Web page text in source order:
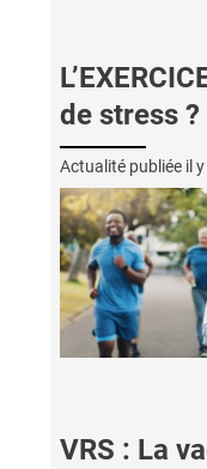
de stress ?
Actualité publiée il y
VRS : La